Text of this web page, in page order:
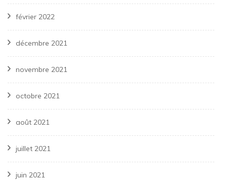
février 2022
décembre 2021
novembre 2021
octobre 2021
août 2021
juillet 2021
juin 2021